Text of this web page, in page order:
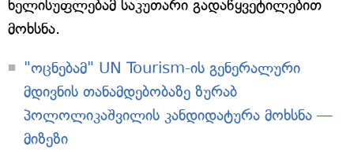
ხელისუფლებამ საკუთარი გადაწყვეტილებით
მოხსნა.
"ოცნებამ" UN Tourism-ის გენერალური
მდივნის თანამდებობაზე ზურაბ
პოლოლიკაშვილის კანდიდატურა მოხსნა —
მიზეზი